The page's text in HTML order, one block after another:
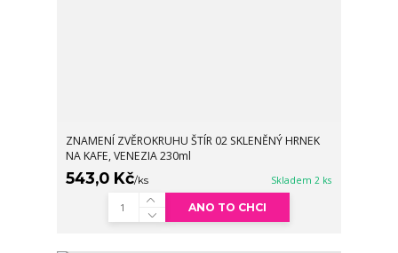
ZNAMENÍ ZVĚROKRUHU ŠTÍR 02 SKLENĚNÝ HRNEK
NA KAFE, VENEZIA 230ml
543,0 Kč/ks Skladem 2 ks
ANO TO CHCI